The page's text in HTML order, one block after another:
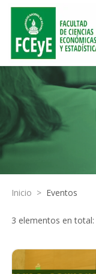
Inicio > Eventos
3 elementos en total: